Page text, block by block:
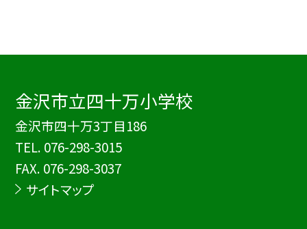
金沢市立四十万小学校
金沢市四十万3丁目186
TEL. 076-298-3015
FAX. 076-298-3037
サイトマップ